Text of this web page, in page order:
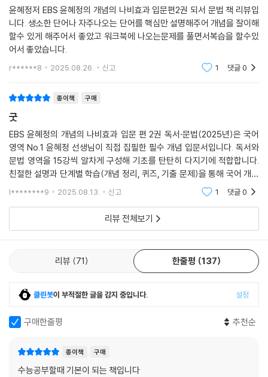
윤혜정저 EBS 윤혜정의 개념의 나비효과 입문편2권 되서 문법 책 리뷰입
니다. 생소한 단어나 자주나오는 단어를 핵심만 설명해주어 개념을 잘이해
할수 있게 해주어서 좋았고 워크북에 나오는문제를 풀면서복습을 할수있
어서 좋았습니다.
r******8 2025.08.26. 신고 1 댓글0
종이책 구매
굿
EBS 윤혜정의 개념의 나비효과 입문 편 2권 독서·문법(2025년)은 국어
영역 No.1 윤혜정 선생님이 직접 집필한 필수 개념 입문서입니다. 독서와
문법 영역을 15강씩 알차게 구성해 기초를 탄탄히 다지기에 적합합니다.
친절한 설명과 단계별 학습(개념 정리, 퀴즈, 기출 문제)을 통해 국어 개념
공부의 첫걸음을 도와주며, 부담 없이 국어 실력을 키우려는 학생들에게
l********9 2025.08.13. 신고 1 댓글0
리뷰 전체보기
리뷰 71 한줄평 137
클린봇이 부적절한 글을 감지 중입니다. 설정
구매한줄평 추천순
종이책 구매
수능공부할때 기본이 되는 책입니다